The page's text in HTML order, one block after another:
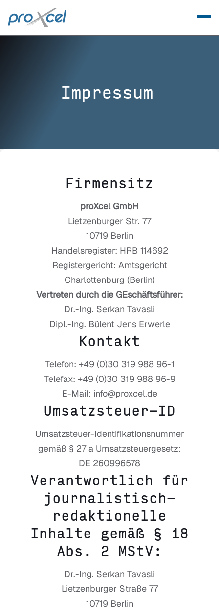
Impressum
Firmensitz
proXcel GmbH
Lietzenburger Str. 77
10719 Berlin
Handelsregister: HRB 114692
Registergericht: Amtsgericht
Charlottenburg (Berlin)
Vertreten durch die GEschäftsführer:
Dr.-Ing. Serkan Tavasli
Dipl.-Ing. Bülent Jens Erwerle
Kontakt
Telefon: +49 (0)30 319 988 96-1
Telefax: +49 (0)30 319 988 96-9
E-Mail: info@proxcel.de
Umsatzsteuer-ID
Umsatzsteuer-Identifikationsnummer
gemäß § 27 a Umsatzsteuergesetz:
DE 260996578
Verantwortlich für
journalistisch-
redaktionelle
Inhalte gemäß § 18
Abs. 2 MStV:
Dr.-Ing. Serkan Tavasli
Lietzenburger Straße 77
10719 Berlin